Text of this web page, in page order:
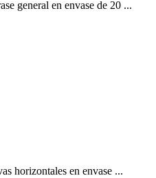
general en envase de 20 ...
horizontales en envase ...